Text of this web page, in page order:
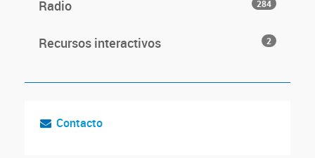
Radio 284
Recursos interactivos 2
Contacto